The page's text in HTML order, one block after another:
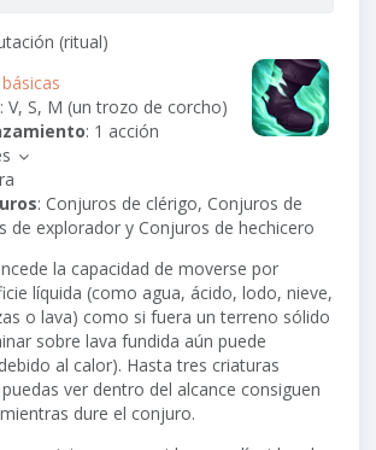
(ritual)
: V, S, M (un trozo de corcho)
: 1 acción
: Conjuros de clérigo, Conjuros de
de explorador y Conjuros de hechicero
la capacidad de moverse por
líquida (como agua, ácido, lodo, nieve,
o lava) como si fuera un terreno sólido
sobre lava fundida aún puede
al calor). Hasta tres criaturas
ver dentro del alcance consiguen
dure el conjuro.